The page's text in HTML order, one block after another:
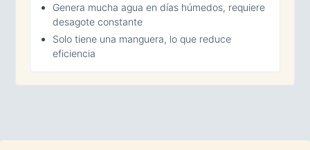
Genera mucha agua en días húmedos, requiere
desagote constante
Solo tiene una manguera, lo que reduce
eficiencia